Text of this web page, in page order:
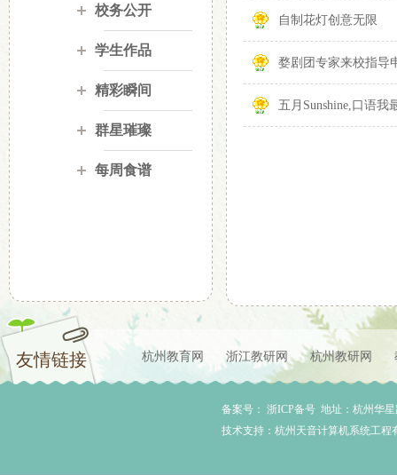
校务公开
学生作品
精彩瞬间
群星璀璨
每周食谱
自制花灯创意无限
婺剧团专家来校指导
五月Sunshine,口语我
友情链接 杭州教育网 浙江教研网 杭州教研网
备案号： 浙ICP备号 地址：杭州华星
技术支持：杭州天音计算机系统工程